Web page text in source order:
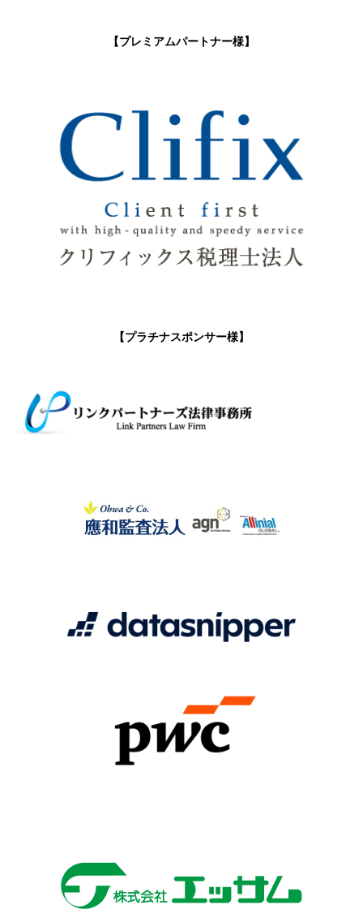
【プレミアムパートナー様】
【プラチナスポンサー様】